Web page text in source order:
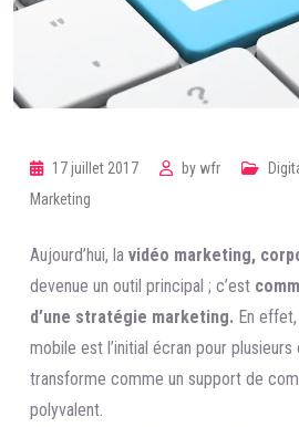
17 juillet 2017 by wfr
Marketing
Aujourd’hui, la vidéo marketing,
devenue un outil principal ; c’est
d’une stratégie marketing. En
mobile est l’initial écran pour
transforme comme un support de
polyvalent.